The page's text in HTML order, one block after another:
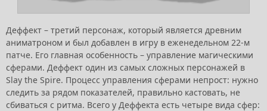
Деффект – третий персонаж, который является древним
аниматроном и был добавлен в игру в еженедельном 22-м
патче. Его главная особенность – управление магическими
сферами. Деффект один из самых сложных персонажей в
Slay the Spire. Процесс управления сферами непрост: нужно
следить за рядом показателей, правильно кастовать, не
сбиваться с ритма. Всего у Деффекта есть четыре вида сфер: